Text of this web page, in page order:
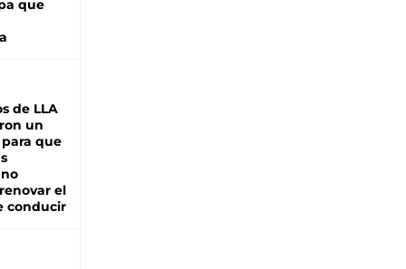
que
de LLA
un
que
el
conducir